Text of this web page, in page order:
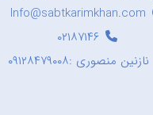
Info@sabtkarimkhan.com
۰۲۱۸۷۱۴۶
نازنین منصوری :۰۹۱۲۸۴۷۹۰۰۸